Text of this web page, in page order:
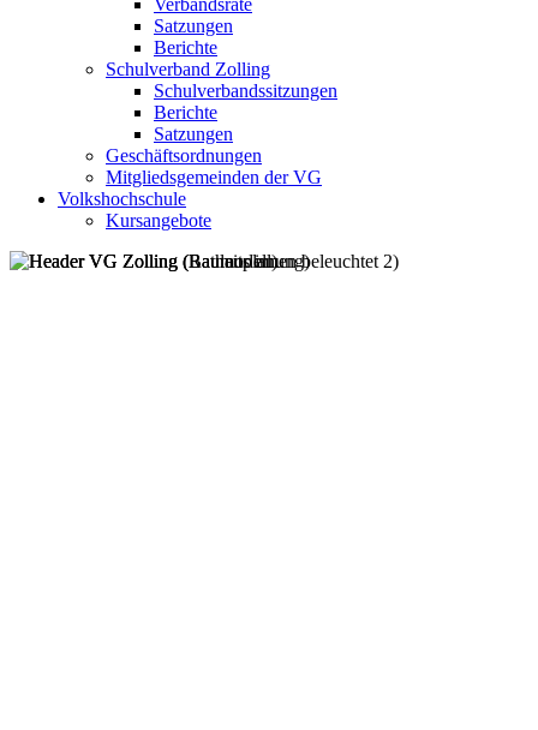
Verbandsräte
Satzungen
Berichte
Schulverband Zolling
Schulverbandssitzungen
Berichte
Satzungen
Geschäftsordnungen
Mitgliedsgemeinden der VG
Volkshochschule
Kursangebote